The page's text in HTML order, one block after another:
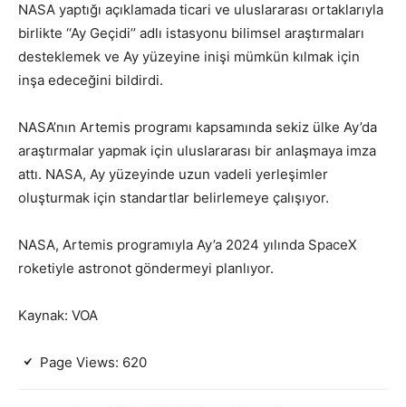
NASA yaptığı açıklamada ticari ve uluslararası ortaklarıyla
birlikte ‘‘Ay Geçidi’’ adlı istasyonu bilimsel araştırmaları
desteklemek ve Ay yüzeyine inişi mümkün kılmak için
inşa edeceğini bildirdi.
NASA’nın Artemis programı kapsamında sekiz ülke Ay’da
araştırmalar yapmak için uluslararası bir anlaşmaya imza
attı. NASA, Ay yüzeyinde uzun vadeli yerleşimler
oluşturmak için standartlar belirlemeye çalışıyor.
NASA, Artemis programıyla Ay’a 2024 yılında SpaceX
roketiyle astronot göndermeyi planlıyor.
Kaynak: VOA
Page Views: 620